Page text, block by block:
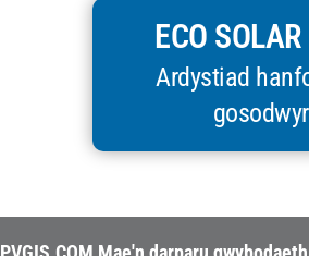
ECO SOLAR
Ardystiad